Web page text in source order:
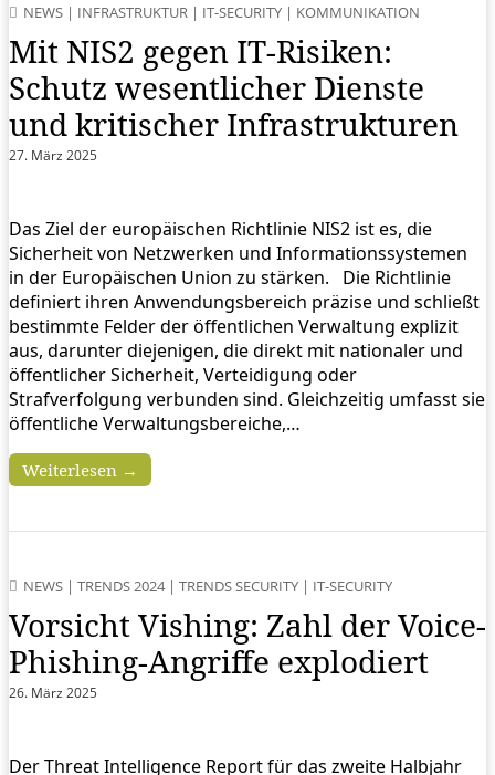
NEWS | INFRASTRUKTUR | IT-SECURITY | KOMMUNIKATION
Mit NIS2 gegen IT-Risiken:
Schutz wesentlicher Dienste
und kritischer Infrastrukturen
27. März 2025
Das Ziel der europäischen Richtlinie NIS2 ist es, die
Sicherheit von Netzwerken und Informationssystemen
in der Europäischen Union zu stärken. Die Richtlinie
definiert ihren Anwendungsbereich präzise und schließt
bestimmte Felder der öffentlichen Verwaltung explizit
aus, darunter diejenigen, die direkt mit nationaler und
öffentlicher Sicherheit, Verteidigung oder
Strafverfolgung verbunden sind. Gleichzeitig umfasst sie
öffentliche Verwaltungsbereiche,…
Weiterlesen →
NEWS | TRENDS 2024| TRENDS SECURITY | IT-SECURITY
Vorsicht Vishing: Zahl der Voice-
Phishing-Angriffe explodiert
26. März 2025
Der Threat Intelligence Report für das zweite Halbjahr